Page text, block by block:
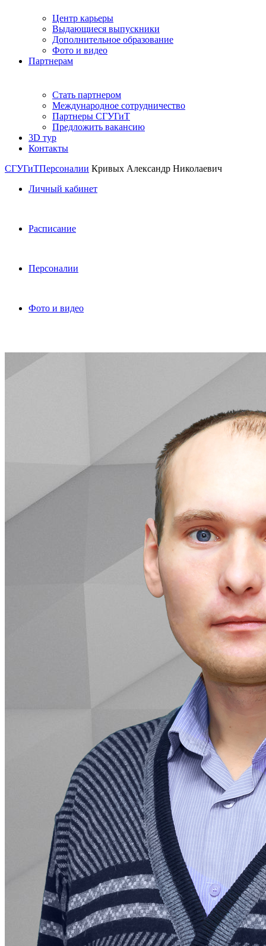
Центр карьеры
Выдающиеся выпускники
Дополнительное образование
Фото и видео
Партнерам
Стать партнером
Международное сотрудничество
Партнеры СГУГиТ
Предложить вакансию
3D тур
Контакты
СГУГиТПерсоналии Кривых Александр Николаевич
Личный кабинет
Расписание
Персоналии
Фото и видео